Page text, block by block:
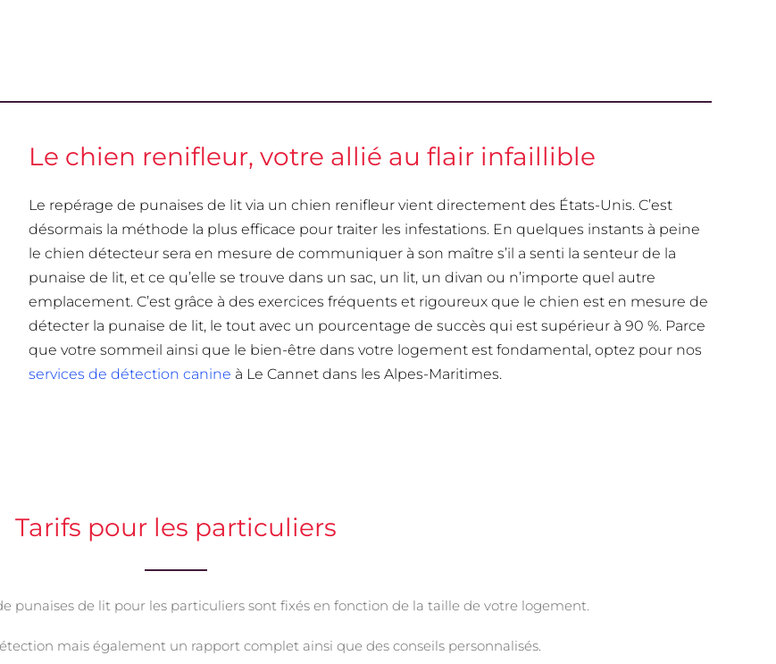
Le chien renifleur, votre allié au flair infaillible
Le repérage de punaises de lit via un chien renifleur vient directement des États-Unis. C’est
désormais la méthode la plus efficace pour traiter les infestations. En quelques instants à peine
le chien détecteur sera en mesure de communiquer à son maître s’il a senti la senteur de la
punaise de lit, et ce qu’elle se trouve dans un sac, un lit, un divan ou n’importe quel autre
emplacement. C’est grâce à des exercices fréquents et rigoureux que le chien est en mesure de
détecter la punaise de lit, le tout avec un pourcentage de succès qui est supérieur à 90 %. Parce
que votre sommeil ainsi que le bien-être dans votre logement est fondamental, optez pour nos
services de détection canine à Le Cannet dans les Alpes-Maritimes.
Tarifs pour les particuliers
punaises de lit pour les particuliers sont fixés en fonction de la taille de votre logement.
mais également un rapport complet ainsi que des conseils personnalisés.